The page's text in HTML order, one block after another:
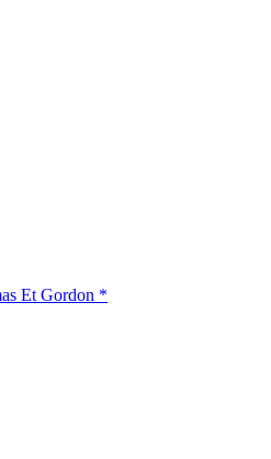
Et Gordon *